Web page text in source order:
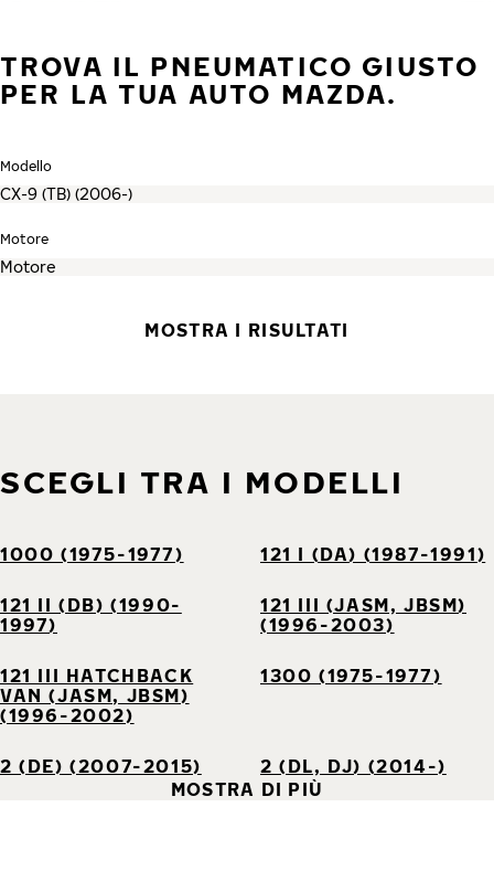
TROVA IL PNEUMATICO GIUSTO
PER LA TUA AUTO MAZDA.
Modello
Motore
MOSTRA I RISULTATI
SCEGLI TRA I MODELLI
1000 (1975-1977) 121 I (DA) (1987-1991)
121 II (DB) (1990-
1997)
121 III (JASM, JBSM)
(1996-2003)
121 III HATCHBACK
VAN (JASM, JBSM)
(1996-2002)
1300 (1975-1977)
2 (DE) (2007-2015)
2 (DL, DJ) (2014-)
MOSTRA DI PIÙ